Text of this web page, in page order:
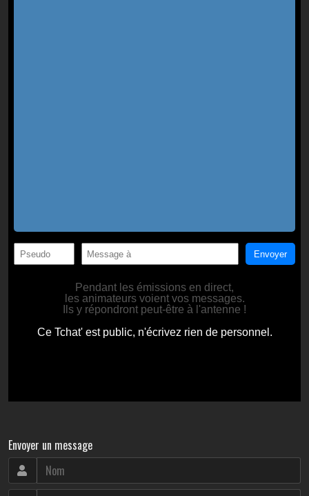
Envoyer un message